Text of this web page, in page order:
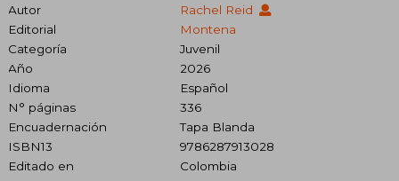
Autor
Rachel Reid
Editorial
Montena
Categoría
Juvenil
Año
2026
Idioma
Español
N° páginas
336
Encuadernación
Tapa Blanda
ISBN13
9786287913028
Editado en
Colombia